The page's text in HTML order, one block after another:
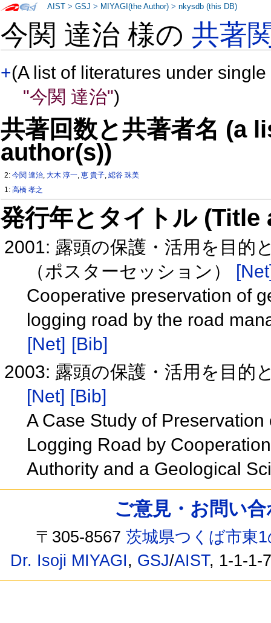
今関 達治 様の共著
+(A list of literatures under
"今関 達治")
共著回数と共著者名 (a
author(s))
2:今関 達治,大木 淳一,恵 貴子,綛谷 珠美
1:高橋 孝之
発行年とタイトル
2001: 露頭の保護・活用を目的
（ポスターセッション）
Cooperative preservation of
logging road by the road
[Net] [Bib]
2003: 露頭の保護・活用を目的
[Net] [Bib]
A Case Study of
Logging Road by
Authority and a Geological
AIST >GSJ > MIYAGI(the Author) >nkysdb (this DB)
ご意見・お問い
〒305-8567茨城県つくば市東
Dr. Isoji MIYAGI, GSJ/AIST, 1-1-1-